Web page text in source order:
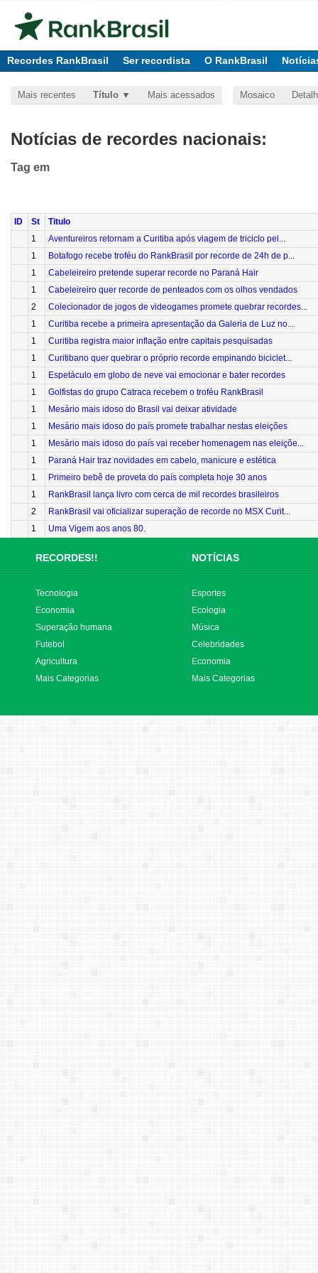
Recordes RankBrasil Ser recordista O RankBrasil
Mais recentes Título Mais acessados Mosaico
Notícias de recordes nacionais:
Tag em
ID St
Titulo
1
Aventureiros retornam a Curitiba após viagem de triciclo pel...
1
Botafogo recebe troféu do RankBrasil por recorde de 24h de p...
1
Cabeleireiro pretende superar recorde no Paraná Hair
1
Cabeleireiro quer recorde de penteados com os olhos vendados
2
Colecionador de jogos de videogames promete quebrar recordes...
1
Curitiba recebe a primeira apresentação da Galeria de Luz no...
1
Curitiba registra maior inflação entre capitais pesquisadas
1
Curitibano quer quebrar o próprio recorde empinando biciclet...
1
Espetáculo em globo de neve vai emocionar e bater recordes
1
Golfistas do grupo Catraca recebem o troféu RankBrasil
1
Mesário mais idoso do Brasil vai deixar atividade
1
Mesário mais idoso do país promete trabalhar nestas eleições
1
Mesário mais idoso do país vai receber homenagem nas eleiçõe...
1
Paraná Hair traz novidades em cabelo, manicure e estética
1
Primeiro bebê de proveta do país completa hoje 30 anos
1
RankBrasil lança livro com cerca de mil recordes brasileiros
2
RankBrasil vai oficializar superação de recorde no MSX Curit...
1
Uma Vigem aos anos 80.
RECORDES!! NOTÍCIAS
Tecnologia
Economia
Superação humana
Futebol
Agricultura
Mais Categorias
Esportes
Ecologia
Música
Celebridades
Economia
Mais Categorias